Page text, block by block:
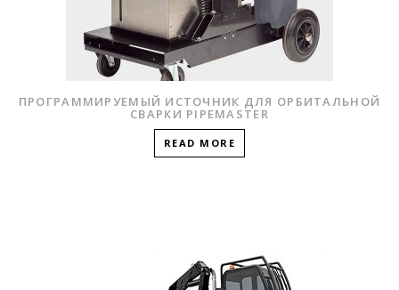
ПРОГРАММИРУЕМЫЙ ИСТОЧНИК ДЛЯ ОРБИТАЛЬНОЙ
СВАРКИ PIPEMASTER
READ MORE